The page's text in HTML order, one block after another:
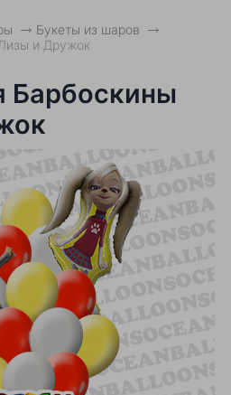
Букеты из шаров
и Дружок
Барбоскины